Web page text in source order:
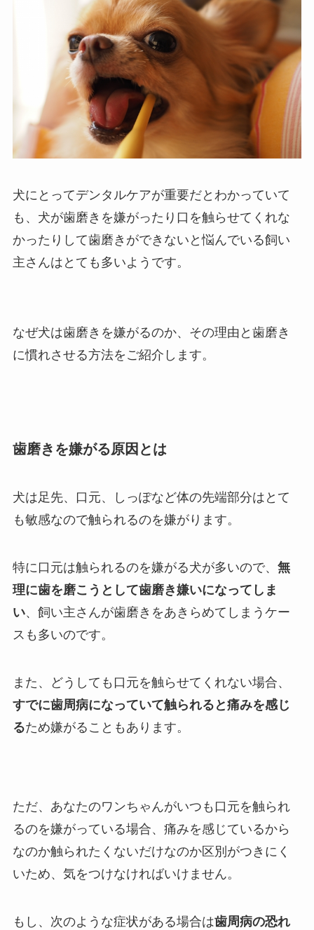
犬にとってデンタルケアが重要だとわかっていて
も、犬が歯磨きを嫌がったり口を触らせてくれな
かったりして歯磨きができないと悩んでいる飼い
主さんはとても多いようです。
なぜ犬は歯磨きを嫌がるのか、その理由と歯磨き
に慣れさせる方法をご紹介します。
歯磨きを嫌がる原因とは
犬は足先、口元、しっぽなど体の先端部分はとて
も敏感なので触られるのを嫌がります。
特に口元は触られるのを嫌がる犬が多いので、 無
理に歯を磨こうとして歯磨き嫌いになってしま
い、飼い主さんが歯磨きをあきらめてしまうケー
スも多いのです。
また、どうしても口元を触らせてくれない場合、
すでに歯周病になっていて触られると痛みを感じ
るため嫌がることもあります。
ただ、あなたのワンちゃんがいつも口元を触られ
るのを嫌がっている場合、痛みを感じているから
なのか触られたくないだけなのか区別がつきにく
いため、気をつけなければいけません。
もし、次のような症状がある場合は歯周病の恐れ